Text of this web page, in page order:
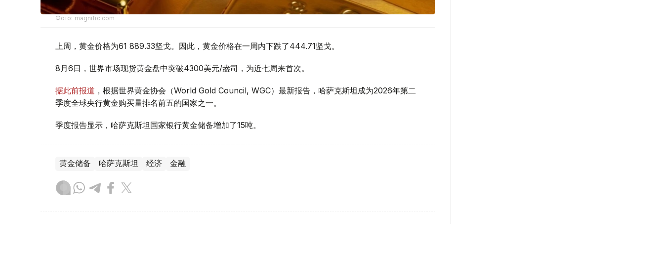
Фото: magnific.com
上周，黄金价格为61 889.33坚戈。因此，黄金价格在一周内下跌了444.71坚戈。
8月6日，世界市场现货黄金盘中突破4300美元/盎司，为近七周来首次。
据此前报道 ，根据世界黄金协会（World Gold Council, WGC）最新报告，哈萨克斯坦成为2026年第二
季度全球央行黄金购买量排名前五的国家之一。
季度报告显示，哈萨克斯坦国家银行黄金储备增加了15吨。
黄金储备 哈萨克斯坦 经济 金融